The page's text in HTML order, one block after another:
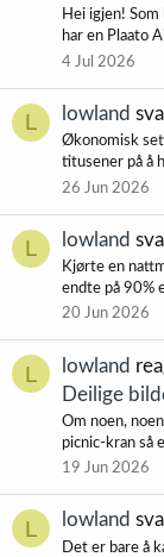
Hei igjen!
har en Plaato
4 Jul 2026
L lowland
Økonomisk
titusener på å
26 Jun 2026
L lowland
Kjørte en
endte på 90%
20 Jun 2026
L lowland
Deilige
Om noen,
picnic-kran så
19 Jun 2026
L lowland
Det er bare å